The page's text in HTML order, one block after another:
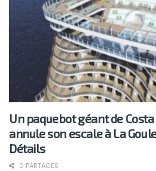
Un paquebot géant de
annule son escale à La
Détails
0 PARTAGES